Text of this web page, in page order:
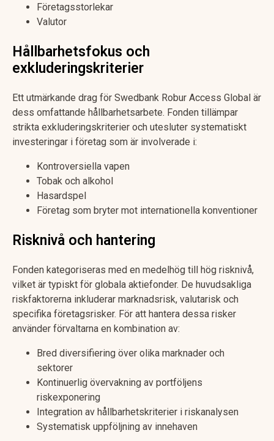
Företagsstorlekar
Valutor
Hållbarhetsfokus och
exkluderingskriterier
Ett utmärkande drag för Swedbank Robur Access Global är
dess omfattande hållbarhetsarbete. Fonden tillämpar
strikta exkluderingskriterier och utesluter systematiskt
investeringar i företag som är involverade i:
Kontroversiella vapen
Tobak och alkohol
Hasardspel
Företag som bryter mot internationella konventioner
Risknivå och hantering
Fonden kategoriseras med en medelhög till hög risknivå,
vilket är typiskt för globala aktiefonder. De huvudsakliga
riskfaktorerna inkluderar marknadsrisk, valutarisk och
specifika företagsrisker. För att hantera dessa risker
använder förvaltarna en kombination av:
Bred diversifiering över olika marknader och
sektorer
Kontinuerlig övervakning av portföljens
riskexponering
Integration av hållbarhetskriterier i riskanalysen
Systematisk uppföljning av innehaven